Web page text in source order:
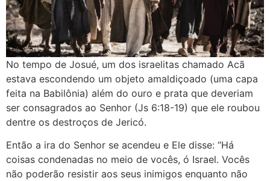
No tempo de Josué, um dos israelitas chamado Acã
estava escondendo um objeto amaldiçoado (uma capa
feita na Babilônia) além do ouro e prata que deveriam
ser consagrados ao Senhor (Js 6:18-19) que ele roubou
dentre os destroços de Jericó.
Então a ira do Senhor se acendeu e Ele disse: “Há
coisas condenadas no meio de vocês, ó Israel. Vocês
não poderão resistir aos seus inimigos enquanto não